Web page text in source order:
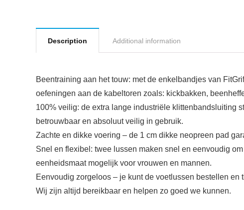
Description Additional information
Beentraining aan het touw: met de enkelbandjes van
oefeningen aan de kabeltoren zoals: kickbakken,
100% veilig: de extra lange industriële klittenbandsluiting
betrouwbaar en absoluut veilig in gebruik.
Zachte en dikke voering – de 1 cm dikke neopreen pad
Snel en flexibel: twee lussen maken snel en eenvoudig
eenheidsmaat mogelijk voor vrouwen en mannen.
Eenvoudig zorgeloos – je kunt de voetlussen bestellen
Wij zijn altijd bereikbaar en helpen zo goed we kunnen.